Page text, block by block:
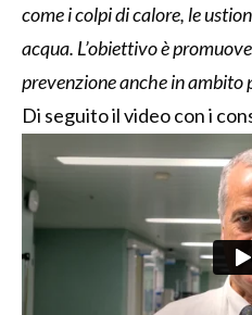
come i colpi di calore, le
acqua. L’obiettivo è
prevenzione anche in ambito
Di seguito il video con i